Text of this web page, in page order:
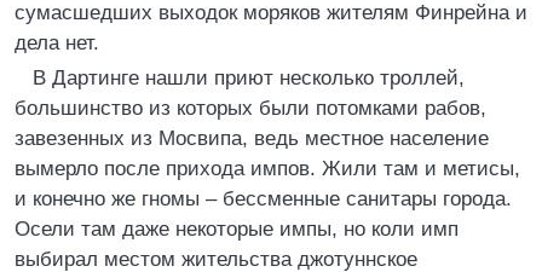
сумасшедших выходок моряков жителям Финрейна и
дела нет.
В Дартинге нашли приют несколько троллей,
большинство из которых были потомками рабов,
завезенных из Мосвипа, ведь местное население
вымерло после прихода импов. Жили там и метисы,
и конечно же гномы – бессменные санитары города.
Осели там даже некоторые импы, но коли имп
выбирал местом жительства джотуннское